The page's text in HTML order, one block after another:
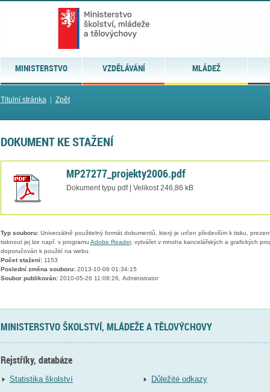
MINISTERSTVO VZDĚLÁVÁNÍ MLÁDEŽ
Titulní stránka| Zpět
DOKUMENT KE STAŽENÍ
MP27277_projekty2006.pdf
Dokument typu pdf | Velikost 246,86 kB
Typ souboru:Univerzálně použitelný formát dokumentů, který je určen především k tisku,
tisknout jej lze např. v programu Adobe Reader, vytvářet v mnoha kancelářských a grafických
doporučován k použití na webu.
Počet stažení:1153
Poslední změna souboru:2013-10-06 01:34:15
Soubor publikován:2010-05-26 11:08:26, Administrator
MINISTERSTVO ŠKOLSTVÍ, MLÁDEŽE A TĚLOVÝCHOVY
Rejstříky, databáze
Statistika školství
Důležité odkazy